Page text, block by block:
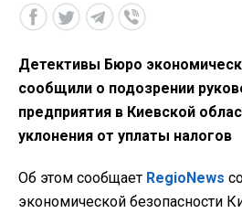
Детективы Бюро
сообщили о подозрении
предприятия в Киевской
уклонения от уплаты налогов
Об этом сообщает RegioNews
экономической безопасности